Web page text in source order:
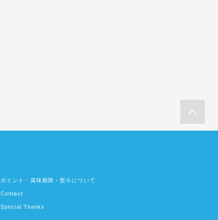
ポイント・賞味期限・熨斗について
Contact
Special Thanks